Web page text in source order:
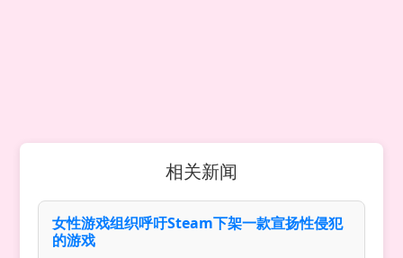
相关新闻
女性游戏组织呼吁Steam下架一款宣扬性侵犯
的游戏